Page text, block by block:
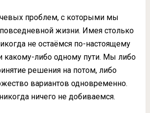
проблем, с которыми мы
жизни. Имея столько
не остаёмся по-настоящему
либо одному пути. Мы либо
решения на потом, либо
вариантов одновременно.
ничего не добиваемся.